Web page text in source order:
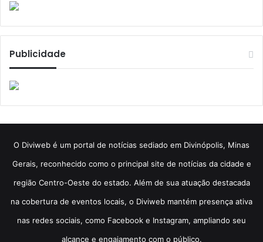
Publicidade
​O Diviweb é um portal de notícias sediado em Divinópolis, Minas
Gerais, reconhecido como o principal site de notícias da cidade e
região Centro-Oeste do estado. Além de sua atuação destacada
na cobertura de eventos locais, o Diviweb mantém presença ativa
nas redes sociais, como Facebook e Instagram, ampliando seu
alcance e engajamento com o público.